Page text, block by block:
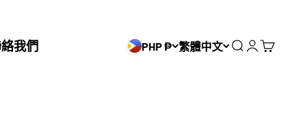
我們 PHP ₱ 繁體中文 搜尋登入購物車